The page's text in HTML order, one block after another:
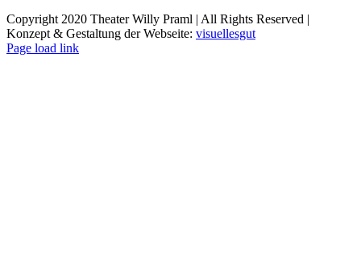
Copyright 2020 Theater Willy Praml | All Rights Reserved |
Konzept & Gestaltung der Webseite: visuellesgut
Page load link